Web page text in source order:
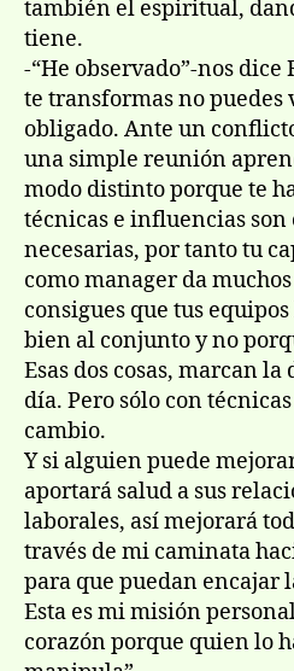
también el espiritual,
tiene.
-“He observado”-nos
te transformas no puedes
obligado. Ante un
una simple reunión
modo distinto porque te
técnicas e influencias son
necesarias, por tanto tu
como manager da
consigues que tus
bien al conjunto y no
Esas dos cosas, marcan
día. Pero sólo con
cambio.
Y si alguien puede
aportará salud a sus
laborales, así mejorará
través de mi caminata
para que puedan encajar
Esta es mi misión
corazón porque quien lo